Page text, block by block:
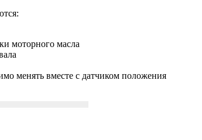
моторного масла
менять вместе с датчиком положения